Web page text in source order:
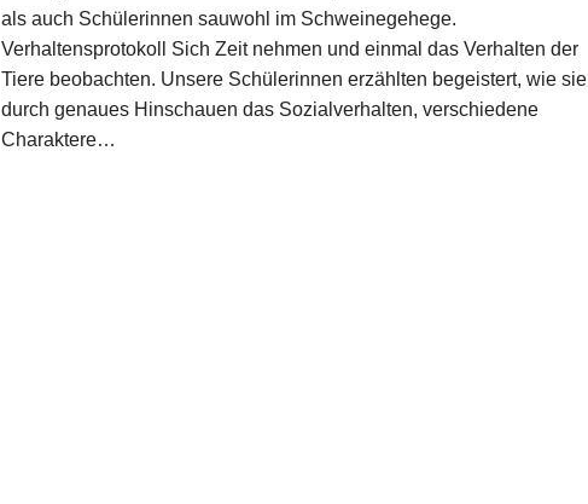
als auch Schülerinnen sauwohl im Schweinegehege.
Verhaltensprotokoll Sich Zeit nehmen und einmal das Verhalten der
Tiere beobachten. Unsere Schülerinnen erzählten begeistert, wie sie
durch genaues Hinschauen das Sozialverhalten, verschiedene
Charaktere…